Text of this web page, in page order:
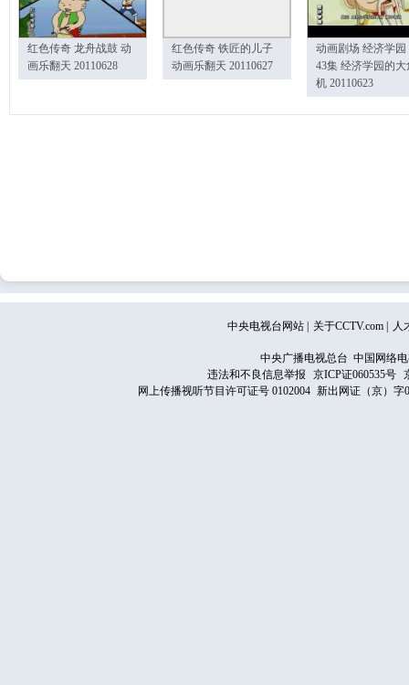
红色传奇 龙舟战鼓 动
画乐翻天 20110628
红色传奇 铁匠的儿子
动画乐翻天 20110627
动画剧场 经济学园
43集 经济学园的大
机 20110623
中央电视台网站 关于CCTV.com 人
中央广播电视总台 中国网络
违法和不良信息举报
京ICP证060535号
网上传播视听节目许可证号 0102004 新出网证（京）